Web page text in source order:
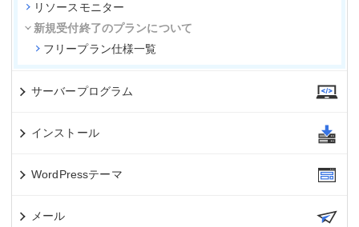
リソースモニター
新規受付終了のプランについて
フリープラン仕様一覧
サーバープログラム
インストール
WordPressテーマ
メール